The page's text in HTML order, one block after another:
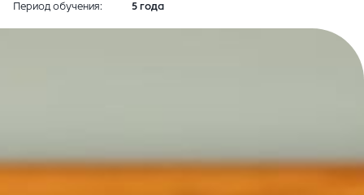
Период обучения
5 года